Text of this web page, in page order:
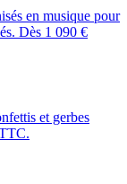
en musique pour
Dès 1 090 €
et gerbes